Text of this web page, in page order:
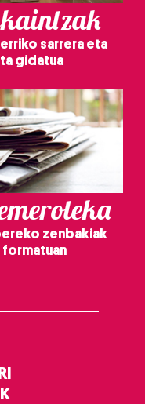
sarrera eta
gidatua
zenbakiak
formatuan